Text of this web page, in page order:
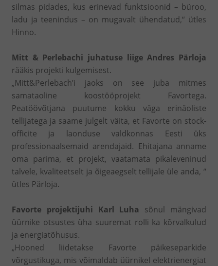
silmas pidades, kus erinevad funktsioonid – büroo,
ladu ja teenindus – on mugavalt ühendatud,“ ütles
Hinno.
Mitt & Perlebachi juhatuse liige Andres Pärloja
rääkis projekti kulgemisest.
„Mitt&Perlebach’i jaoks on see juba mitmes
samataoline koostööprojekt Favortega.
Peatöövõtjana puutume kokku väga erinäoliste
tellijatega ja saame julgelt väita, et Favorte on stock-
officite ja laonduse valdkonnas Eesti üks
professionaalsemaid arendajaid. Ehitajana anname
oma parima, et projekt, vaatamata pikaleveninud
talvele, kvaliteetselt ja õigeaegselt tellijale üle anda, “
ütles Pärloja.
Favorte projektijuhi Karl Luha sõnul mängivad
üürnike otsustes üha suuremat rolli ka kõrvalkulud
ja energiatõhusus.
„Hooned liidetakse Favorte päikeseparkide
võrgustikuga, mis võimaldab üürnikel elektrienergiat